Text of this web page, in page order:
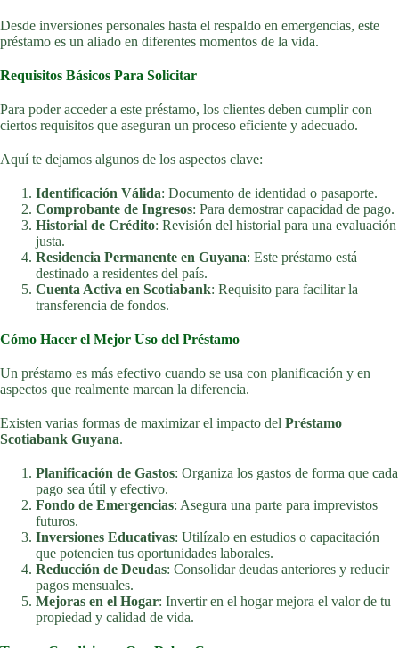
Desde inversiones personales hasta el respaldo en emergencias, este
préstamo es un aliado en diferentes momentos de la vida.
Requisitos Básicos Para Solicitar
Para poder acceder a este préstamo, los clientes deben cumplir con
ciertos requisitos que aseguran un proceso eficiente y adecuado.
Aquí te dejamos algunos de los aspectos clave:
Identificación Válida: Documento de identidad o pasaporte.
Comprobante de Ingresos: Para demostrar capacidad de pago.
Historial de Crédito: Revisión del historial para una evaluación
justa.
Residencia Permanente en Guyana: Este préstamo está
destinado a residentes del país.
Cuenta Activa en Scotiabank: Requisito para facilitar la
transferencia de fondos.
Cómo Hacer el Mejor Uso del Préstamo
Un préstamo es más efectivo cuando se usa con planificación y en
aspectos que realmente marcan la diferencia.
Existen varias formas de maximizar el impacto del Préstamo
Scotiabank Guyana.
Planificación de Gastos: Organiza los gastos de forma que cada
pago sea útil y efectivo.
Fondo de Emergencias: Asegura una parte para imprevistos
futuros.
Inversiones Educativas: Utilízalo en estudios o capacitación
que potencien tus oportunidades laborales.
Reducción de Deudas: Consolidar deudas anteriores y reducir
pagos mensuales.
Mejoras en el Hogar: Invertir en el hogar mejora el valor de tu
propiedad y calidad de vida.